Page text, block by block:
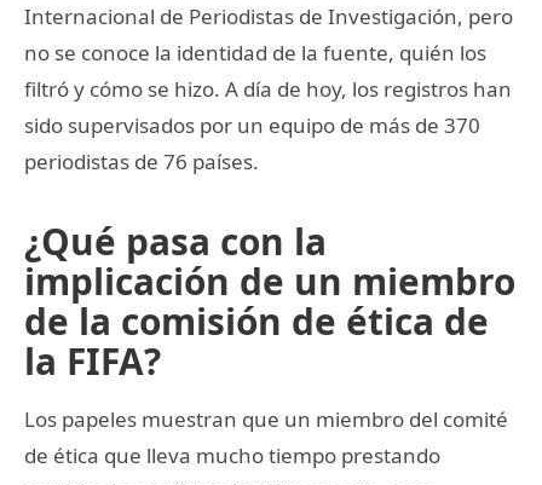
Internacional de Periodistas de Investigación, pero
no se conoce la identidad de la fuente, quién los
filtró y cómo se hizo. A día de hoy, los registros han
sido supervisados por un equipo de más de 370
periodistas de 76 países.
¿Qué pasa con la
implicación de un miembro
de la comisión de ética de
la FIFA?
Los papeles muestran que un miembro del comité
de ética que lleva mucho tiempo prestando